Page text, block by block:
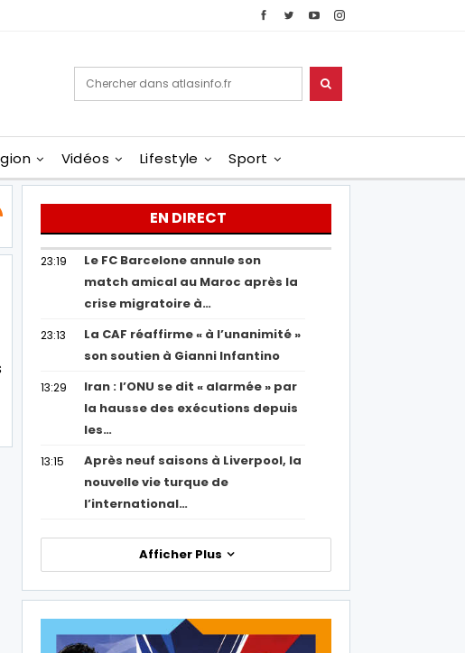
Vidéos Lifestyle Sport
EN DIRECT
23:19
Le FC Barcelone annule son
match amical au Maroc après la
crise migratoire à…
23:13
La CAF réaffirme « à l’unanimité »
son soutien à Gianni Infantino
13:29
Iran : l’ONU se dit « alarmée » par
la hausse des exécutions depuis
les…
13:15
Après neuf saisons à Liverpool, la
nouvelle vie turque de
l’international…
Afficher Plus